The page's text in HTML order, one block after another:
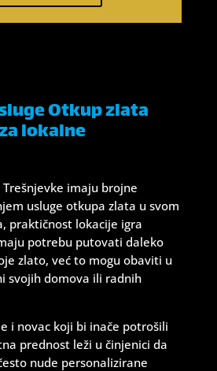
Otkup zlata
lokalne
imaju brojne
usluge otkupa zlata u svom
praktičnost lokacije igra
potrebu putovati daleko
zlato, već to mogu obaviti u
svojih domova ili radnih
i novac koji bi inače potrošili
prednost leži u činjenici da
nude personalizirane